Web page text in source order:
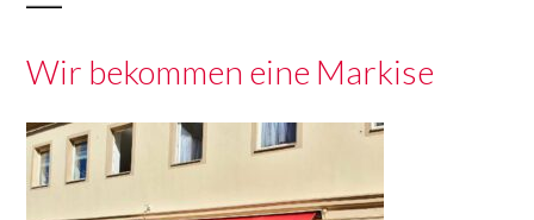
Wir bekommen eine Markise